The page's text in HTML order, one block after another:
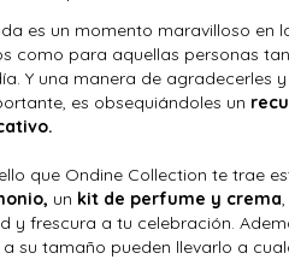
es un momento maravilloso en
como para aquellas personas
Y una manera de agradecerles
es obsequiándoles un
que Ondine Collection te trae
un kit de perfume y crema
y frescura a tu celebración.
su tamaño pueden llevarlo a